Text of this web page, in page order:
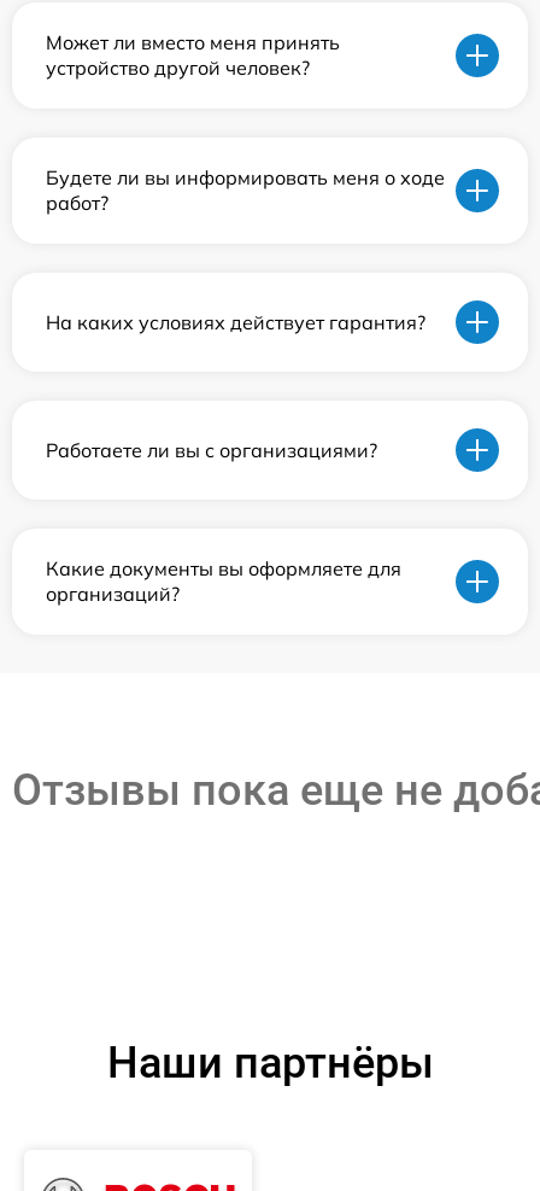
Может ли вместо меня принять
устройство другой человек?
Будете ли вы информировать меня о ходе
работ?
На каких условиях действует гарантия?
Работаете ли вы с организациями?
Какие документы вы оформляете для
организаций?
Отзывы пока еще не
Наши партнёры